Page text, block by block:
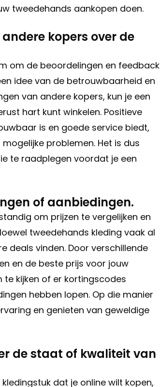
tweedehands aankopen doen.
kopers over de
om de beoordelingen en feedback
idee van de betrouwbaarheid en
van andere kopers, kun je een
hart kunt winkelen. Positieve
is en goede service biedt,
problemen. Het is dus
te raadplegen voordat je een
of aanbiedingen.
om prijzen te vergelijken en
tweedehands kleding vaak al
deals vinden. Door verschillende
en de beste prijs voor jouw
kijken of er kortingscodes
hebben lopen. Op die manier
en genieten van geweldige
de staat of kwaliteit van
dat je online wilt kopen,